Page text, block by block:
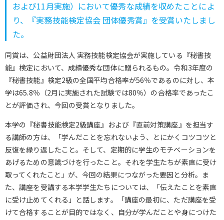
および11月実施）において優秀な成績を収めたことによ
り、『実務技能検定協会 団体優秀賞』を受賞いたしまし
た。
同賞は、公益財団法人 実務技能検定協会が実施している『秘書技
能』検定において、成績優秀な団体に贈られるもの。令和3年度の
『秘書技能』検定2級の全国平均合格率が56％であるのに対し、本
学は65.8％（2月に実施された試験では80％）の合格率であったこ
とが評価され、今回の受賞となりました。
本学の『秘書技能検定2級講座』および『直前対策講座』を担当す
る講師の方は、「学んだことを忘れないよう、とにかくコツコツと
反復を繰り返したこと。そして、定期的に学生のモチベーションを
あげるための意識づけを行ったこと。それを学生たちが素直に受け
取ってくれたこと」が、今回の結果につながった要因と分析。ま
た、講座を受講する本学学生たちについては、「伝えたことを素直
に受け止めてくれる」と話します。「講座の最初に、ただ講座を受
けて合格することが目的ではなく、自分が学んだことや身につけた